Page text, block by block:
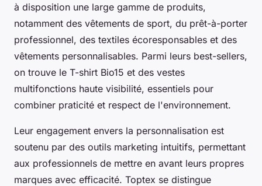
à disposition une large gamme de produits,
notamment des vêtements de sport, du prêt-à-porter
professionnel, des textiles écoresponsables et des
vêtements personnalisables. Parmi leurs best-sellers,
on trouve le T-shirt Bio15 et des vestes
multifonctions haute visibilité, essentiels pour
combiner praticité et respect de l'environnement.
Leur engagement envers la personnalisation est
soutenu par des outils marketing intuitifs, permettant
aux professionnels de mettre en avant leurs propres
marques avec efficacité. Toptex se distingue